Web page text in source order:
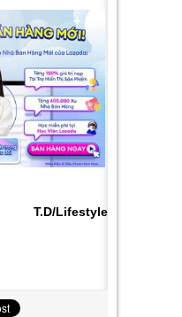
T.D/Lifestyle